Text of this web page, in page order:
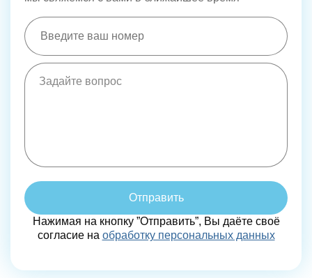
Отправить
Нажимая на кнопку ”Отправить”, Вы даёте своё
согласие на обработку персональных данных